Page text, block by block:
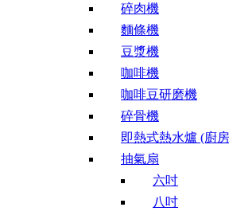
碎肉機
麵條機
豆漿機
咖啡機
咖啡豆研磨機
碎骨機
即熱式熱水爐 (廚
抽氣扇
六吋
八吋